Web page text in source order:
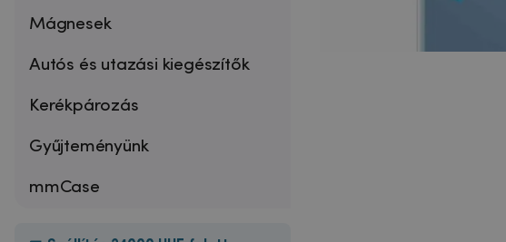
Mágnesek
Autós és utazási kiegészítők
Kerékpározás
Gyűjteményünk
mmCase